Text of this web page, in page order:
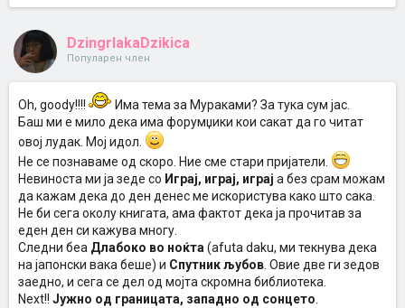
DzingrlakaDzikica
Популарен член
Oh, goody!!!!
Има тема за Мураками? За тука сум јас.
Баш ми е мило дека има форумџики кои сакат да го читат
овој лудак. Мој идол.
Не се познаваме од скоро. Ние сме стари пријатели.
Невиноста ми ја зеде со Играј, играј, играј а без срам можам
да кажам дека до ден денес ме искористува како што сака.
Не би сега околу книгата, ама фактот дека ја прочитав за
еден ден си кажува многу.
Следни беа Длабоко во ноќта (afuta daku, ми текнува дека
на јапонски вака беше) и Спутник љубов . Овие две ги зедов
заедно, и сега се дел од мојта скромна библиотека.
Next!! Јужно од границата, западно од сонцето